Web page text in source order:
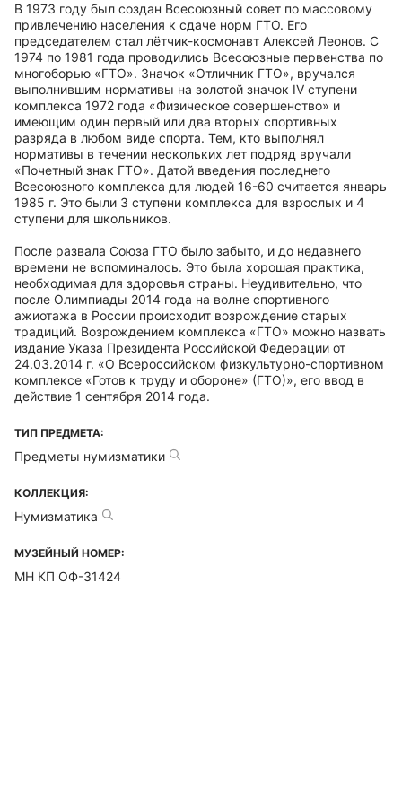
В 1973 году был создан Всесоюзный совет по массовому
привлечению населения к сдаче норм ГТО. Его
председателем стал лётчик-космонавт Алексей Леонов. С
1974 по 1981 года проводились Всесоюзные первенства по
многоборью «ГТО». Значок «Отличник ГТО», вручался
выполнившим нормативы на золотой значок IV ступени
комплекса 1972 года «Физическое совершенство» и
имеющим один первый или два вторых спортивных
разряда в любом виде спорта. Тем, кто выполнял
нормативы в течении нескольких лет подряд вручали
«Почетный знак ГТО». Датой введения последнего
Всесоюзного комплекса для людей 16-60 считается январь
1985 г. Это были 3 ступени комплекса для взрослых и 4
ступени для школьников.
После развала Союза ГТО было забыто, и до недавнего
времени не вспоминалось. Это была хорошая практика,
необходимая для здоровья страны. Неудивительно, что
после Олимпиады 2014 года на волне спортивного
ажиотажа в России происходит возрождение старых
традиций. Возрождением комплекса «ГТО» можно назвать
издание Указа Президента Российской Федерации от
24.03.2014 г. «О Всероссийском физкультурно-спортивном
комплексе «Готов к труду и обороне» (ГТО)», его ввод в
действие 1 сентября 2014 года.
ТИП ПРЕДМЕТА:
Предметы нумизматики
КОЛЛЕКЦИЯ:
Нумизматика
МУЗЕЙНЫЙ НОМЕР:
МН КП ОФ-31424